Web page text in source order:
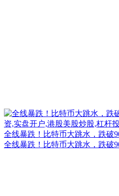
全线暴跌！比特币大跳水，跌破
全线暴跌！比特币大跳水，跌破